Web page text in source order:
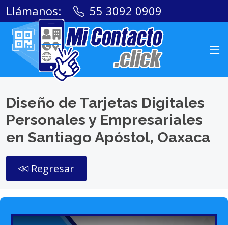
Llámanos: 55 3092 0909
Diseño de Tarjetas Digitales
Personales y Empresariales
en Santiago Apóstol, Oaxaca
Regresar